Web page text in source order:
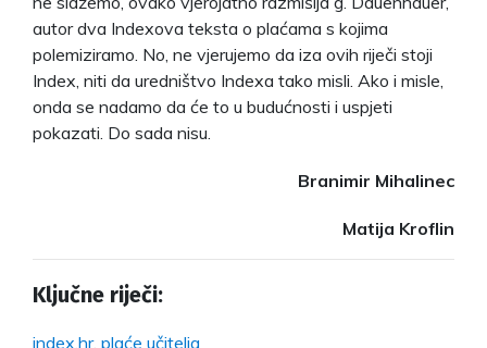
autor dva Indexova teksta o plaćama s kojima
polemiziramo. No, ne vjerujemo da iza ovih riječi stoji
Index, niti da uredništvo Indexa tako misli. Ako i misle,
onda se nadamo da će to u budućnosti i uspjeti
pokazati. Do sada nisu.
Branimir Mihalinec
Matija Kroflin
Ključne riječi:
index.hr, plaće učitelja